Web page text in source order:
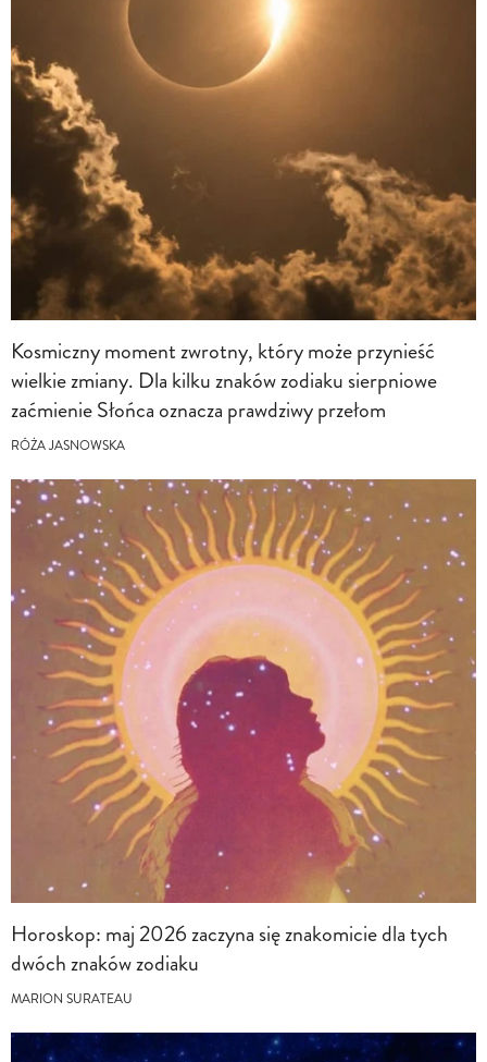
Kosmiczny moment zwrotny, który może przynieść
wielkie zmiany. Dla kilku znaków zodiaku sierpniowe
zaćmienie Słońca oznacza prawdziwy przełom
RÓŻA JASNOWSKA
Horoskop: maj 2026 zaczyna się znakomicie dla tych
dwóch znaków zodiaku
MARION SURATEAU